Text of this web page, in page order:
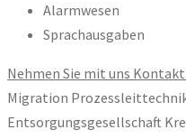
Alarmwesen
Sprachausgaben
Nehmen Sie mit uns
Migration
Entsorgungsgesellschaft